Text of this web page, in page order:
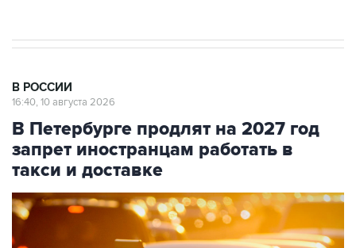
В РОССИИ
16:40, 10 августа 2026
В Петербурге продлят на 2027 год
запрет иностранцам работать в
такси и доставке